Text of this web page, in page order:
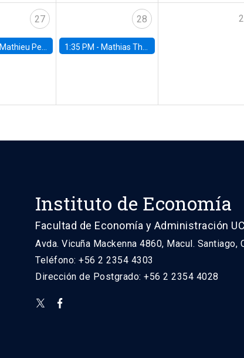
27
Mathieu Pedemonte, IDB
28
1:35 PM - Mathias Thoenig, University of Lausanne
Instituto de Economía
Facultad de Economía y Administración UC
Avda. Vicuña Mackenna 4860, Macul. Santiago,
Teléfono: +56 2 2354 4303
Dirección de Postgrado: +56 2 2354 4028